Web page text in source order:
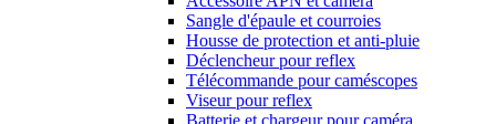
Sangle d'épaule et courroies
Housse de protection et anti-pluie
Déclencheur pour reflex
Télécommande pour caméscopes
Viseur pour reflex
Batterie et chargeur pour caméra,